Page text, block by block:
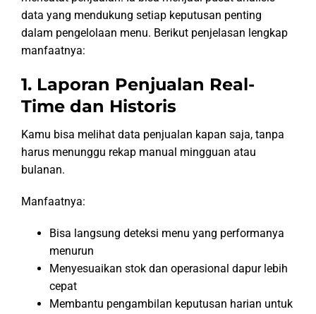
data yang mendukung setiap keputusan penting
dalam pengelolaan menu. Berikut penjelasan lengkap
manfaatnya:
1. Laporan Penjualan Real-
Time dan Historis
Kamu bisa melihat data penjualan kapan saja, tanpa
harus menunggu rekap manual mingguan atau
bulanan.
Manfaatnya:
Bisa langsung deteksi menu yang performanya
menurun
Menyesuaikan stok dan operasional dapur lebih
cepat
Membantu pengambilan keputusan harian untuk